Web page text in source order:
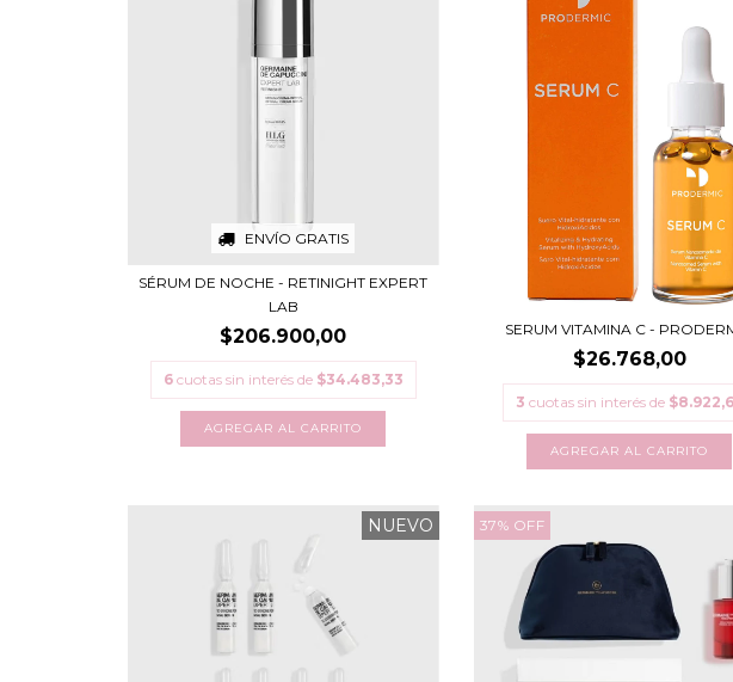
ENVÍO GRATIS
SÉRUM DE NOCHE - RETINIGHT EXPERT
LAB
$206.900,00
6 cuotas sin interés de $34.483,33
SERUM VITAMINA C -
$26.768,00
3 cuotas sin interés de
NUEVO 37% OFF